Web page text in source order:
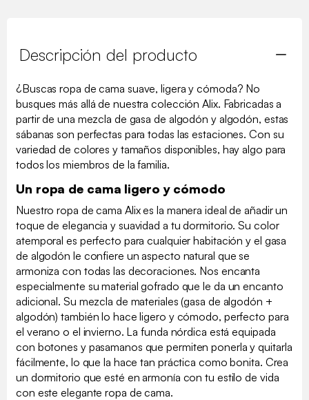
Descripción del producto
¿Buscas ropa de cama suave, ligera y cómoda? No
busques más allá de nuestra colección Alix. Fabricadas a
partir de una mezcla de gasa de algodón y algodón, estas
sábanas son perfectas para todas las estaciones. Con su
variedad de colores y tamaños disponibles, hay algo para
todos los miembros de la familia.
Un ropa de cama ligero y cómodo
Nuestro ropa de cama Alix es la manera ideal de añadir un
toque de elegancia y suavidad a tu dormitorio. Su color
atemporal es perfecto para cualquier habitación y el gasa
de algodón le confiere un aspecto natural que se
armoniza con todas las decoraciones. Nos encanta
especialmente su material gofrado que le da un encanto
adicional. Su mezcla de materiales (gasa de algodón +
algodón) también lo hace ligero y cómodo, perfecto para
el verano o el invierno. La funda nórdica está equipada
con botones y pasamanos que permiten ponerla y quitarla
fácilmente, lo que la hace tan práctica como bonita. Crea
un dormitorio que esté en armonía con tu estilo de vida
con este elegante ropa de cama.